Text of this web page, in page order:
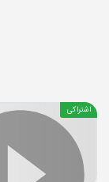
اشتراکی